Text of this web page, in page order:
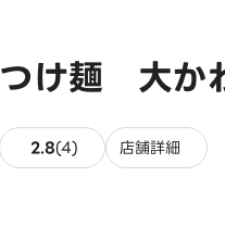
つけ麺 大か
2.8(4) 4件のレビュー
店舗詳細